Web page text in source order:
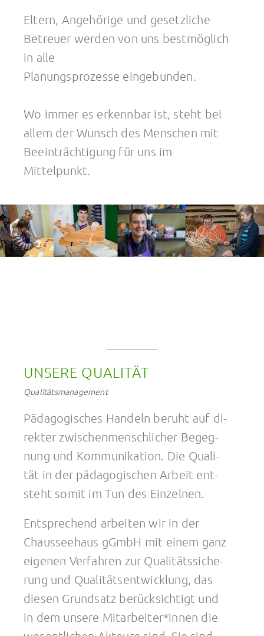
Eltern, Angehörige und gesetzliche
Betreuer werden von uns bestmöglich
in alle
Planungsprozesse eingebunden.
Wo immer es erkennbar ist, steht bei
allem der Wunsch des Menschen mit
Beeinträchtigung für uns im
Mittelpunkt.
UNSERE QUALITÄT
Qualitätsmanagement
Päd­ago­gi­sches Han­deln be­ruht auf di­
rek­ter zwi­schen­mensch­li­cher Be­geg­
nung und Kom­mu­ni­ka­ti­on. Die Qua­li­
tät in der päd­ago­gi­schen Ar­beit ent­
steht somit im Tun des Ein­zel­nen.
Ent­spre­chend ar­bei­ten wir in der
Chausseehaus gGmbH mit einem ganz
eigenen Ver­fah­ren zur Qua­li­tätssi­che­
rung und Qualitätsent­wick­lung, das
die­sen Grund­satz be­rück­sich­tigt und
in dem un­se­re Mit­ar­bei­te­r*in­nen die